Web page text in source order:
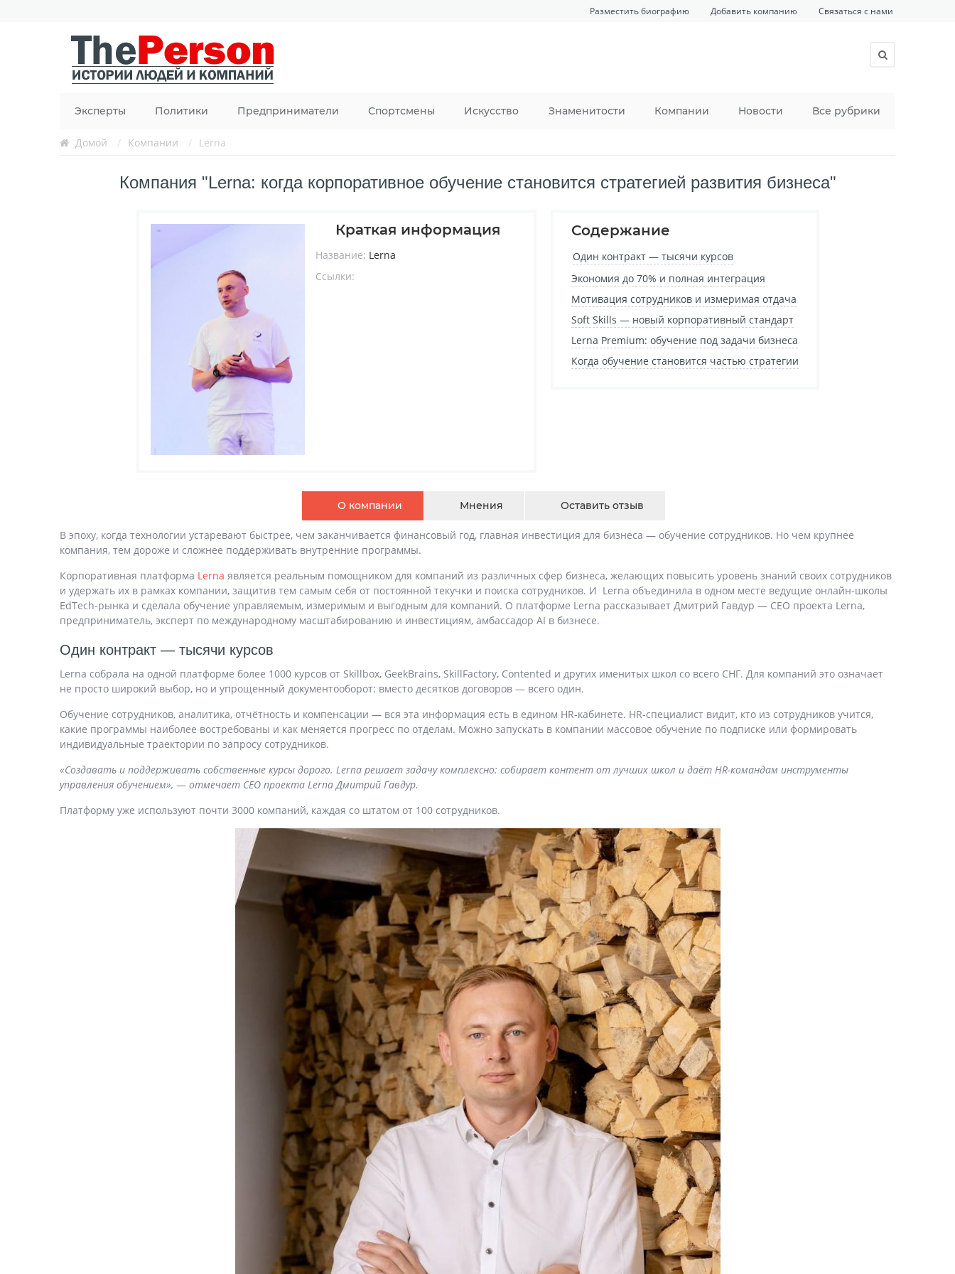
Разместить биографию Добавить компанию Связаться с нами
Эксперты Политики Предприниматели Спортсмены Искусство Знаменитости Компании Новости Все рубрики
Домой / Компании / Lerna
Компания "Lerna: когда корпоративное обучение становится стратегией развития бизнеса"
Краткая информация
Название: Lerna
Ссылки:
Содержание
Один контракт — тысячи курсов
Экономия до 70% и полная интеграция
Мотивация сотрудников и измеримая отдача
Soft Skills — новый корпоративный стандарт
Lerna Premium: обучение под задачи бизнеса
Когда обучение становится частью стратегии
О компании Мнения Оставить отзыв
В эпоху, когда технологии устаревают быстрее, чем заканчивается финансовый год, главная инвестиция для бизнеса — обучение сотрудников. Но чем крупнее
компания, тем дороже и сложнее поддерживать внутренние программы.
Корпоративная платформа Lerna является реальным помощником для компаний из различных сфер бизнеса, желающих повысить уровень знаний своих сотрудников
и удержать их в рамках компании, защитив тем самым себя от постоянной текучки и поиска сотрудников. И Lerna объединила в одном месте ведущие онлайн-школы
EdTech-рынка и сделала обучение управляемым, измеримым и выгодным для компаний. О платформе Lerna рассказывает Дмитрий Гавдур — CEO проекта Lerna,
предприниматель, эксперт по международному масштабированию и инвестициям, амбассадор AI в бизнесе.
Один контракт — тысячи курсов
Lerna собрала на одной платформе более 1000 курсов от Skillbox, GeekBrains, SkillFactory, Contented и других именитых школ со всего СНГ. Для компаний это означает
не просто широкий выбор, но и упрощенный документооборот: вместо десятков договоров — всего один.
Обучение сотрудников, аналитика, отчётность и компенсации — вся эта информация есть в едином HR-кабинете. HR-специалист видит, кто из сотрудников учится,
какие программы наиболее востребованы и как меняется прогресс по отделам. Можно запускать в компании массовое обучение по подписке или формировать
индивидуальные траектории по запросу сотрудников.
«Создавать и поддерживать собственные курсы дорого. Lerna решает задачу комплексно: собирает контент от лучших школ и даёт HR-командам инструменты
управления обучением», — отмечает CEO проекта Lerna Дмитрий Гавдур.
Платформу уже используют почти 3000 компаний, каждая со штатом от 100 сотрудников.